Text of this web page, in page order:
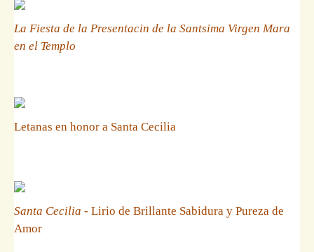
La Fiesta de la Presentacin de la Santsima Virgen Mara
en el Templo
Letanas en honor a Santa Cecilia
Santa Cecilia - Lirio de Brillante Sabidura y Pureza de
Amor